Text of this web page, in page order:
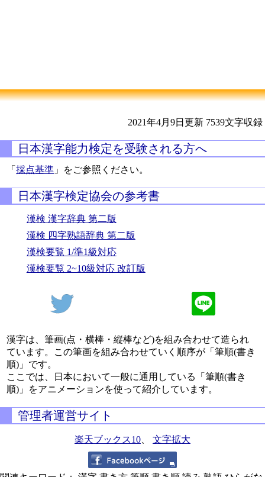
2021年4月9日更新 7539文字収録
日本漢字能力検定を受験される方へ
「採点基準 」をご参照ください。
日本漢字検定協会の参考書
漢検 漢字辞典 第二版
漢検 四字熟語辞典 第二版
漢検要覧 1/準1級対応
漢検要覧 2~10級対応 改訂版
漢字は、筆画(点・横棒・縦棒など)を組み合わせて造られ
ています。この筆画を組み合わせていく順序が「筆順(書き
順)」です。
ここでは、日本において一般に通用している「筆順(書き
順)」をアニメーションを使って紹介しています。
管理者運営サイト
楽天ブックス10 文字拡大